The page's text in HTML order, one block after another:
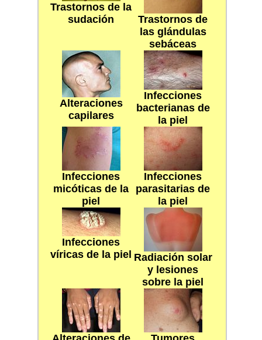
Trastornos de la
sudación
Trastornos de
las glándulas
sebáceas
Alteraciones
capilares
Infecciones
bacterianas de
la piel
Infecciones
micóticas de la
piel
Infecciones
parasitarias de
la piel
Infecciones
víricas de la piel Radiación solar
y lesiones
sobre la piel